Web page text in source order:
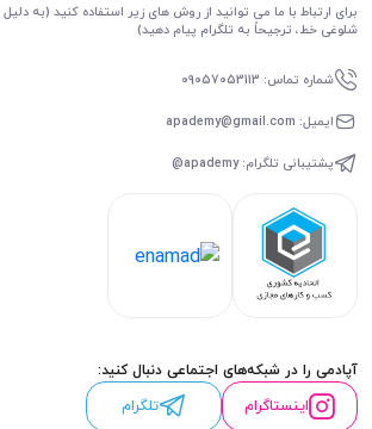
برای ارتباط با ما می توانید از روش های زیر استفاده کنید (به دلیل
شلوغی خط، ترجیحاً به تلگرام پیام دهید)
شماره تماس: 09057053113
ایمیل: apademy@gmail.com
پشتیبانی تلگرام: apademy@
آپادمی را در شبکه‌های اجتماعی دنبال کنید:
اینستاگرام
تلگرام